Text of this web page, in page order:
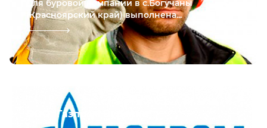
Для буровой компании в с.Богучаны
(Красноярский край) выполнена...
ООО "Газпром Бурение"